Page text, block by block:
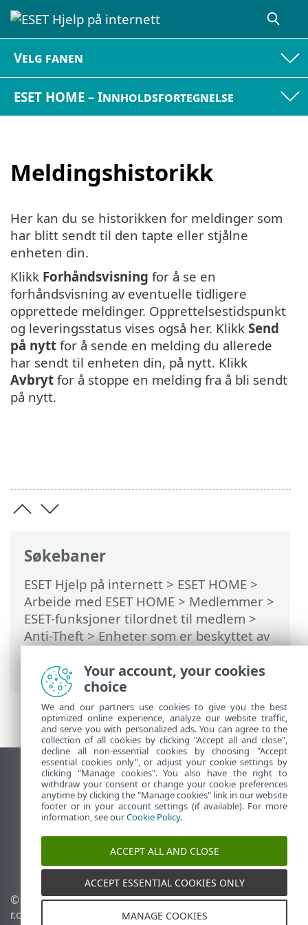
Velg fanen
ESET HOME – Innholdsfortegnelse
Meldingshistorikk
Søkebaner
ESET Hjelp på internett > ESET HOME >
Arbeide med ESET HOME > Medlemmer >
ESET-funksjoner tilordnet til medlem >
Anti-Theft>Enheter som er beskyttet av
Meldingshistorikk
Her kan du se historikken for meldinger som
har blitt sendt til den tapte eller stjålne
enheten din.
Klikk Forhåndsvisning for å se en
forhåndsvisning av eventuelle tidligere
opprettede meldinger. Opprettelsestidspunkt
og leveringsstatus vises også her. Klikk Send
på nytt for å sende en melding du allerede
har sendt til enheten din, på nytt. Klikk
Avbryt for å stoppe en melding fra å bli sendt
på nytt.
Se fullversjon av siden
End of Life
ESET Kunnskapsbase
ESET Status Portal
Lokal støtte
© 1992 - 2026 ESET, spol. s
r.o. – Med enerett.
Administrer
informasjonskapsler
Your account, your cookies
choice
We and our partners use cookies to give you the best
optimized online experience, analyze our website traffic,
and serve you with personalized ads. You can agree to the
collection of all cookies by clicking "Accept all and close",
decline all non-essential cookies by choosing "Accept
essential cookies only", or adjust your cookie settings by
clicking "Manage cookies". You also have the right to
withdraw your consent or change your cookie preferences
anytime by clicking the "Manage cookies" link in our website
footer or in your account settings (if available). For more
information, see ourCookie Policy.
ACCEPT ALL AND CLOSE
ACCEPT ESSENTIAL COOKIES ONLY
MANAGE COOKIES